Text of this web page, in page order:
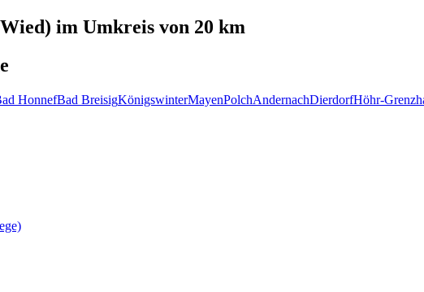
im Umkreis von 20 km
HonnefBad BreisigKönigswinterMayenPolchAndernachDierdorfHöhr-